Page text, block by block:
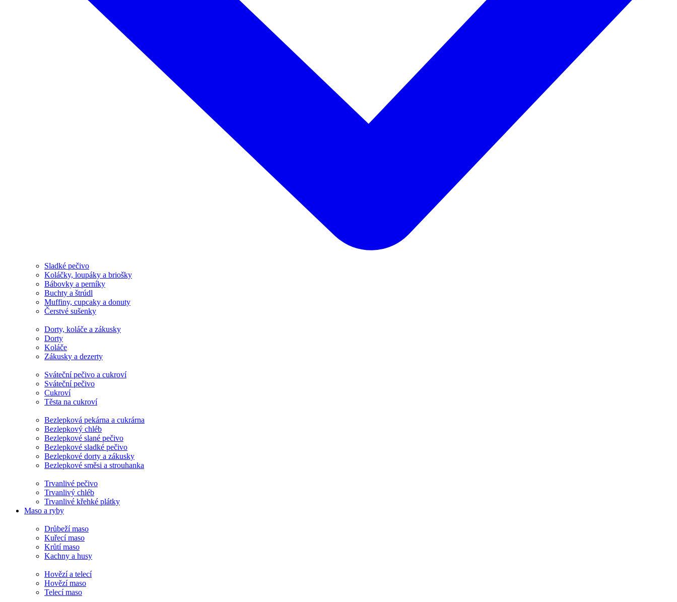
Sladké pečivo
Koláčky, loupáky a briošky
Bábovky a perníky
Buchty a štrúdl
Muffiny, cupcaky a donuty
Čerstvé sušenky
Dorty, koláče a zákusky
Dorty
Koláče
Zákusky a dezerty
Sváteční pečivo a cukroví
Sváteční pečivo
Cukroví
Těsta na cukroví
Bezlepková pekárna a cukrárna
Bezlepkový chléb
Bezlepkové slané pečivo
Bezlepkové sladké pečivo
Bezlepkové dorty a zákusky
Bezlepkové směsi a strouhanka
Trvanlivé pečivo
Trvanlivý chléb
Trvanlivé křehké plátky
Maso a ryby
Drůbeží maso
Kuřecí maso
Krůtí maso
Kachny a husy
Hovězí a telecí
Hovězí maso
Telecí maso